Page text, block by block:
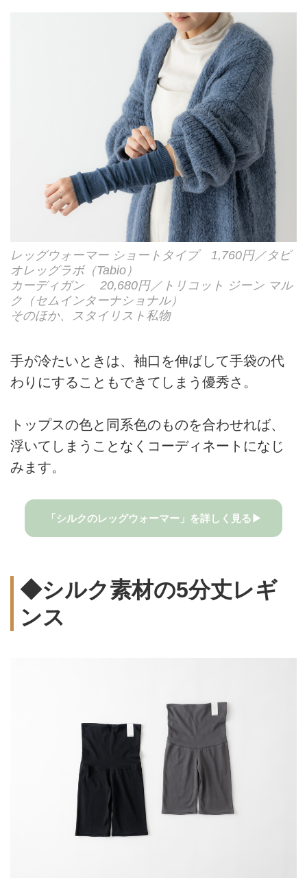
レッグウォーマー ショートタイプ 1,760円／タビ
オレッグラボ（Tabio）
カーディガン 20,680円／トリコット ジーン マル
ク（セムインターナショナル）
そのほか、スタイリスト私物
手が冷たいときは、袖口を伸ばして手袋の代
わりにすることもできてしまう優秀さ。
トップスの色と同系色のものを合わせれば、
浮いてしまうことなくコーディネートになじ
みます。
「シルクのレッグウォーマー」を詳しく見る▶
◆シルク素材の5分丈レギ
ンス